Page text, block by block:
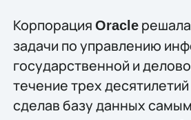
Корпорация Oracle
задачи по управлению
государственной и
течение трех
сделав базу данных